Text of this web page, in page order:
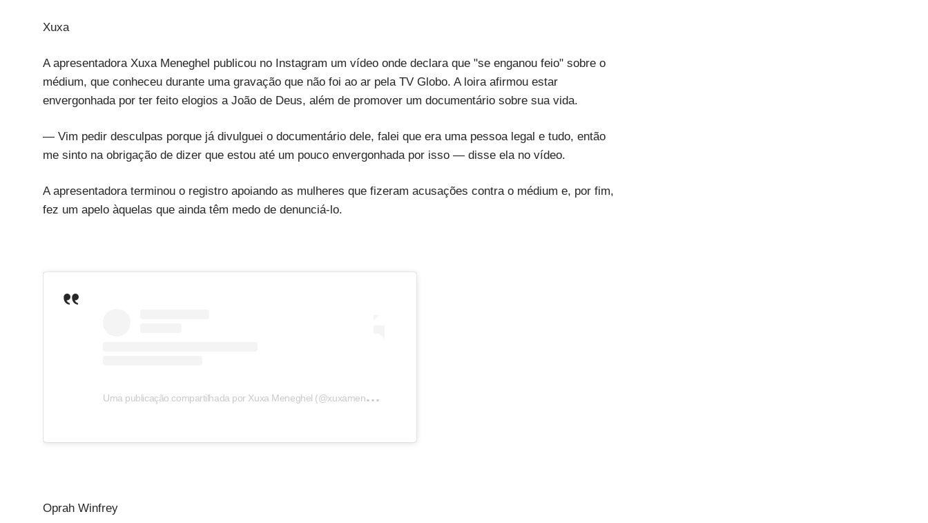
Xuxa
A apresentadora Xuxa Meneghel publicou no Instagram um vídeo onde declara que "se enganou feio" sobre o
médium, que conheceu durante uma gravação que não foi ao ar pela TV Globo. A loira afirmou estar
envergonhada por ter feito elogios a João de Deus, além de promover um documentário sobre sua vida.
— Vim pedir desculpas porque já divulguei o documentário dele, falei que era uma pessoa legal e tudo, então
me sinto na obrigação de dizer que estou até um pouco envergonhada por isso — disse ela no vídeo.
A apresentadora terminou o registro apoiando as mulheres que fizeram acusações contra o médium e, por fim,
fez um apelo àquelas que ainda têm medo de denunciá-lo.
U
ma publicação compartilhada por Xuxa Meneghel (@xuxamenegheloficial)
Oprah Winfrey